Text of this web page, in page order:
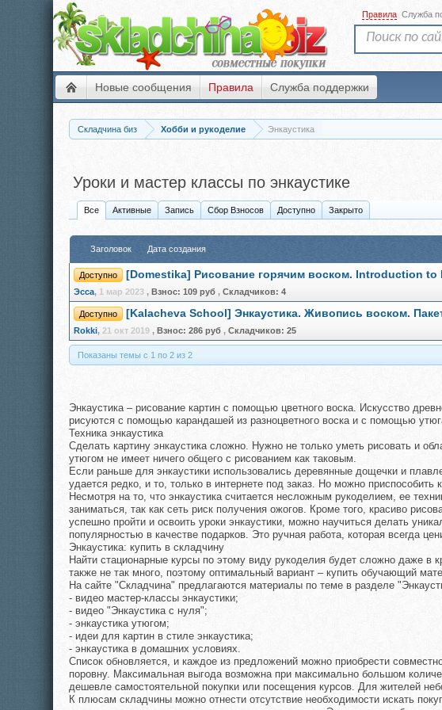
Новые сообщения Правила Служба поддержки
Правила Служба
Складчина биз Хобби и рукоделие Энкаустика
Уроки и мастер классы по энкаустике
Все Активные Запись Сбор Взносов Доступно Закрыто
Заголовок Дата создания
Доступно [Domestika] Рисование горячим воском. Introduction to
Эсса, 1 мар 2023 ,Взнос: 109 руб ,Складчиков: 4
Доступно [Kalacheva School] Энкаустика. Живопись воском.
Rokki, 21 окт 2019 ,Взнос: 286 руб ,Складчиков: 25
Показаны темы с 1 по 2 из 2
Энкаустика – рисование картин с помощью цветного воска. Искусство
рисуются с помощью карандашей из разноцветного воска и с помощью
Техника энкаустика
Сделать картину энкаустика сложно. Нужно не только уметь рисовать и
утюгом не имеет ничего общего с рисованием как таковым.
Если раньше для энкаустики использовались деревянные дощечки и
удается редко, и то, только в интернете под заказ. Но можно
Несмотря на то, что энкаустика считается несложным рукоделием, ее
заниматься, так как сеть риск получения ожогов. Кроме того, красиво
успешно пройти и освоить уроки энкаустики, можно научиться делать
популярностью в качестве подарков. Это ручная работа, которая всегда
Энкаустика: купить в складчину
Найти стационарные курсы по этому виду рукоделия будет сложно даже
также не так много, поэтому оптимальный вариант – купить обучающий
На сайте "Складчина" предлагаются материалы по теме в разделе
- видео мастер-классы энкаустики;
- видео "Энкаустика с нуля";
- энкаустика утюгом;
- идеи для картин в стиле энкаустика;
- энкаустика в домашних условиях.
Список обновляется, и каждое из предложений можно приобрести
поровну. Максимальная выгода возможна при максимально большом
дешевле самостоятельной покупки или посещения курсов. Для жителей
К плюсам складчины можно отнести отсутствие необходимости искать